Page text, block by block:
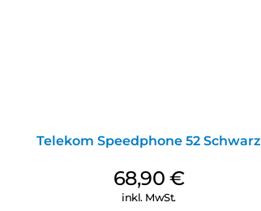
Telekom Speedphone 52 Schwarz
68,90 €
inkl. MwSt.